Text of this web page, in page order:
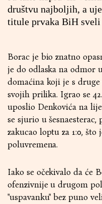
društvu najboljih, a
titule prvaka BiH
Borac je bio znatno
je do odlaska na odmor
domaćina koji je s
svojih prilika. Igrao se
uposlio Denkovića na
se sjurio u
zakucao loptu za 1:0,
poluvremena.
Iako se očekivalo da će
ofenzivnije u drugom
"uspavanku" bez puno